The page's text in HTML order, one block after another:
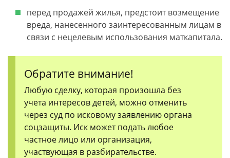
перед продажей жилья, предстоит возмещение
вреда, нанесенного заинтересованным лицам в
связи с нецелевым использования маткапитала.
Обратите внимание!
Любую сделку, которая произошла без
учета интересов детей, можно отменить
через суд по исковому заявлению органа
соцзащиты. Иск может подать любое
частное лицо или организация,
участвующая в разбирательстве.